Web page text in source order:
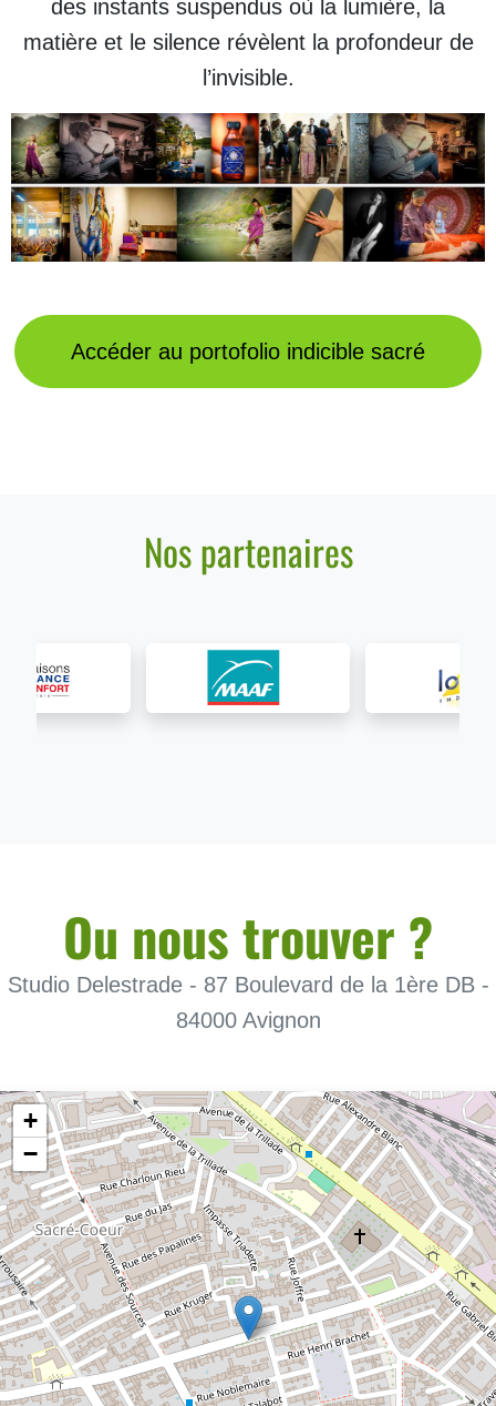
des instants suspendus où la lumière, la
matière et le silence révèlent la profondeur de
l’invisible.
Accéder au portofolio indicible sacré
Nos partenaires
Ou nous trouver ?
Studio Delestrade - 87 Boulevard de la 1ère DB -
84000 Avignon
+
−